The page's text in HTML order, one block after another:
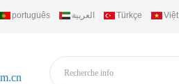
português العربية Türkçe Việt